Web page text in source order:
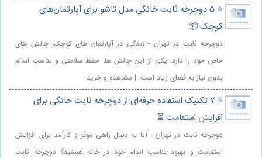
⭐️ 5 دوچرخه ثابت خانگی مدل تاشو برای آپارتمان‌های
کوچک 📦
دوچرخه ثابت در تهران - زندگی در آپارتمان های کوچک، چالش های
خاص خود را دارد. یکی از این چالش ها، حفظ سلامتی و تناسب اندام
بدون نیاز به فضای زیاد است. | مشاهده و خرید
⭐️ 7 تکنیک استفاده حرفه‌ای از دوچرخه ثابت خانگی برای
افزایش استقامت ⏳
دوچرخه ثابت در تهران - آیا به دنبال راهی موثر و کارآمد برای افزایش
استقامت و بهبود تناسب اندام خود در خانه هستید؟ دوچرخه ثابت